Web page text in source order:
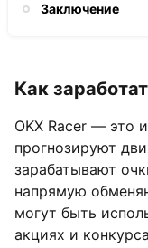
Заключение
Как
OKX Racer — это
прогнозируют
зарабатывают
напрямую
могут быть
акциях и